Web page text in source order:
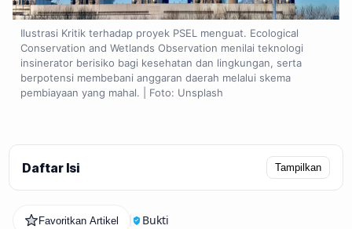
Ilustrasi Kritik terhadap proyek PSEL menguat. Ecological
Conservation and Wetlands Observation menilai teknologi
insinerator berisiko bagi kesehatan dan lingkungan, serta
berpotensi membebani anggaran daerah melalui skema
pembiayaan yang mahal. | Foto: Unsplash
Daftar Isi Tampilkan
Favoritkan Artikel Bukti